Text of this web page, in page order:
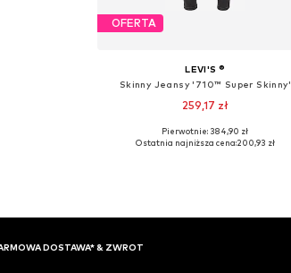
OFERTA
LEVI'S ®
Skinny Jeansy '710™ Super Skinny'
259,17 zł
+2
Dostępne w różnych rozmiarach
Pierwotnie: 384,90 zł
Ostatnia najniższa cena:200,93 zł
30 DNI NA ZWROT TOWARU